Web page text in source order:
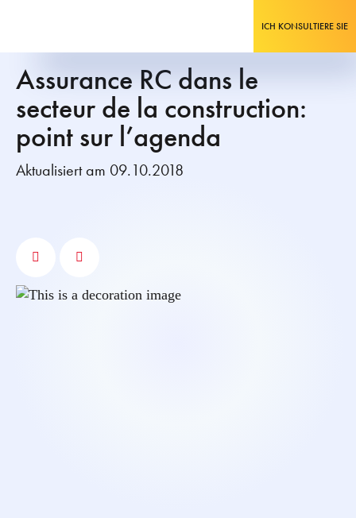
ICH KONSULTIERE SIE
Assurance RC dans le
secteur de la construction:
point sur l’agenda
Aktualisiert am 09.10.2018